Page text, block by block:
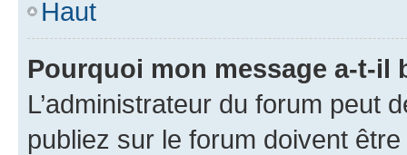
Haut
Pourquoi mon message a-t-il
L’administrateur du forum peut
publiez sur le forum doivent